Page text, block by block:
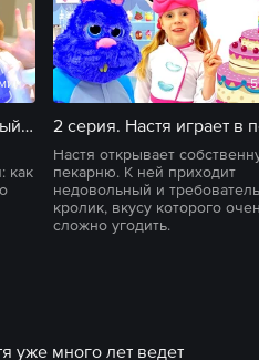
1 серия. Настя и её обычный школьный день с утренней рутиной
как
Настя открывает
пекарню. К ней приходит
недовольный и
кролик, вкусу которого
сложно угодить.
уже много лет ведет